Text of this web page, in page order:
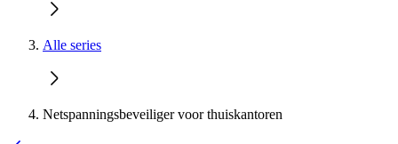
Alle series
Netspanningsbeveiliger voor thuiskantoren